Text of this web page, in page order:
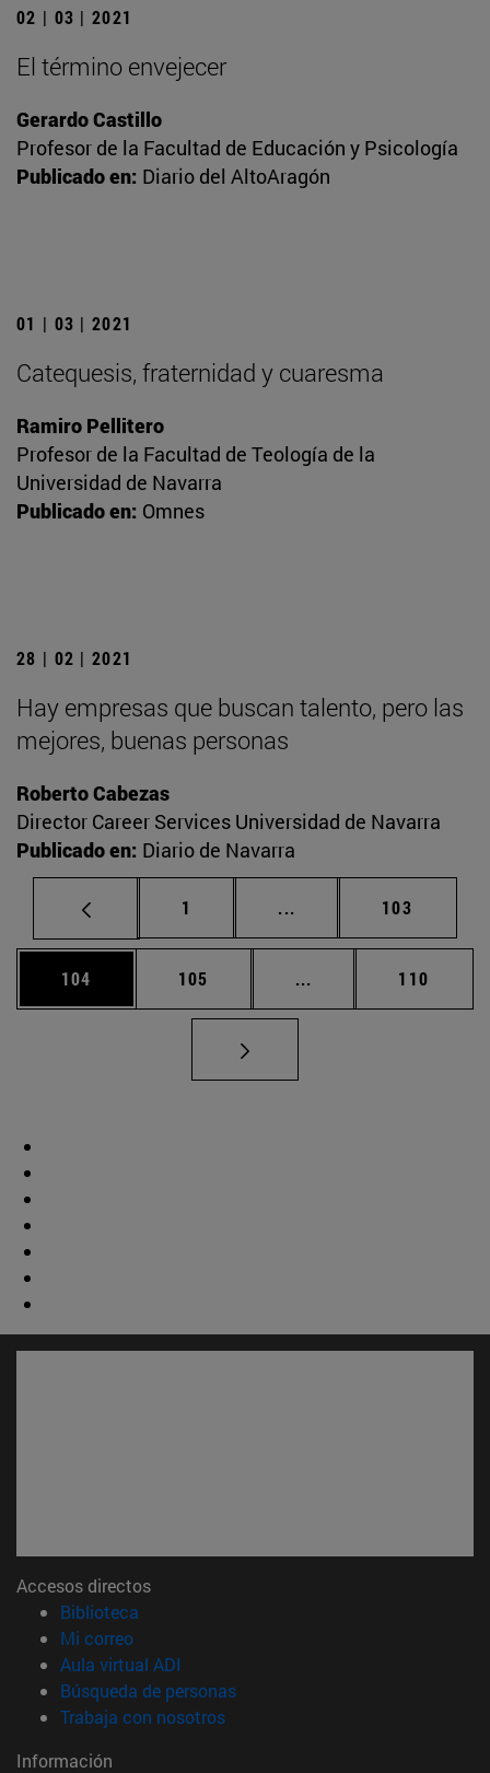
02 | 03 | 2021
El término envejecer
Gerardo Castillo
Profesor de la Facultad de Educación y Psicología
Publicado en: Diario del AltoAragón
01 | 03 | 2021
Catequesis, fraternidad y cuaresma
Ramiro Pellitero
Profesor de la Facultad de Teología de la
Universidad de Navarra
Publicado en: Omnes
28 | 02 | 2021
Hay empresas que buscan talento, pero las
mejores, buenas personas
Roberto Cabezas
Director Career Services Universidad de Navarra
Publicado en: Diario de Navarra
Página
1 ... Páginas intermedias
Página
103
Página
104 Página
105 ... Páginas intermedias
Página
110
Accesos directos
Biblioteca
Mi correo(abre en nueva ventana)
Aula virtual ADI
Búsqueda de personas(abre en nueva ventana)
Trabaja con nosotros(abre en nueva ventana)
Información